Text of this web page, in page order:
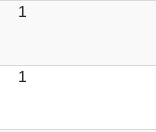
1
1